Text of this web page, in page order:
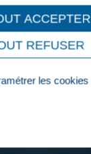
/ Bât D
sedna.fr
ACCEPTER
REFUSER
les cookies